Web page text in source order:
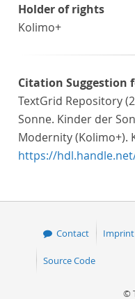
Holder of rights
Kolimo+
Citation Suggestion
TextGrid Repository
Sonne. Kinder der
Modernity (Kolimo+).
https://
Contact Imprint
Source Code
©